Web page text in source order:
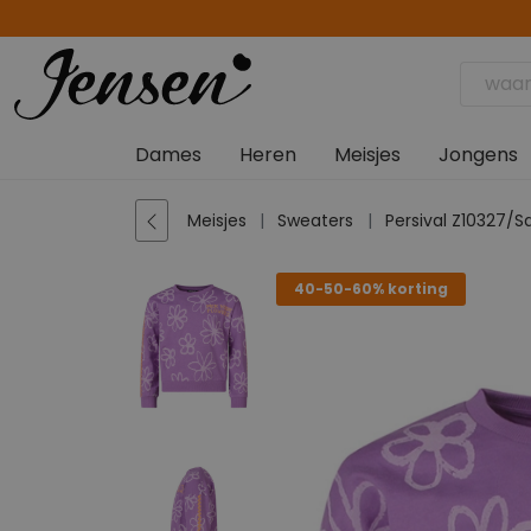
Dames Heren Meisjes Jongens
Meisjes Sweaters Persival Z10327/
40-50-60% korting